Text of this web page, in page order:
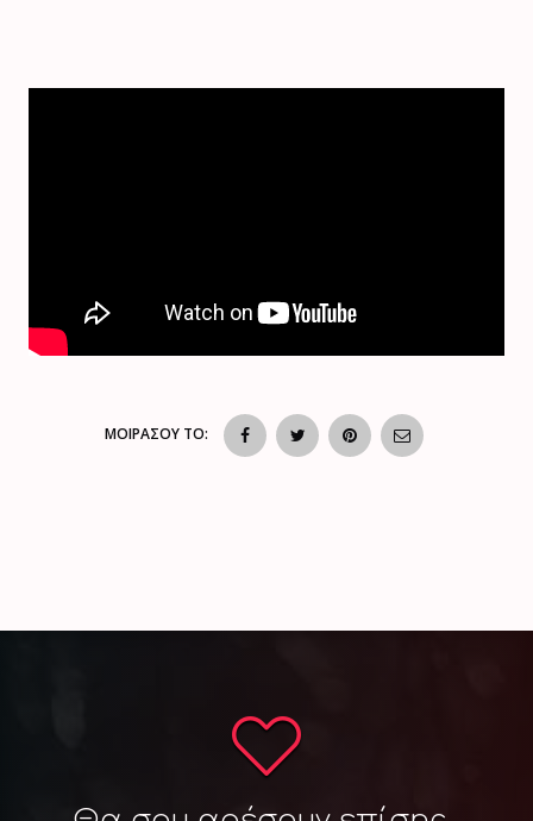
ΜΟΙΡΑΣΟΥ ΤΟ: